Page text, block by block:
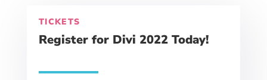
TICKETS
Register for Divi 2022 Today!